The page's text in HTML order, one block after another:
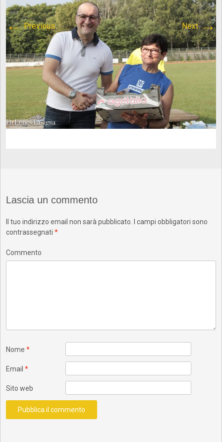
content/plugins/breadcrumb-
navxt/class.bcn_breadcrumb_trail.phpon line1013
Atletica Viadana>IMG_1658
←Previous Next→
Lascia un commento
Il tuo indirizzo email non sarà pubblicato. I campi obbligatori sono
contrassegnati*
Commento
Nome*
Email*
Sito web